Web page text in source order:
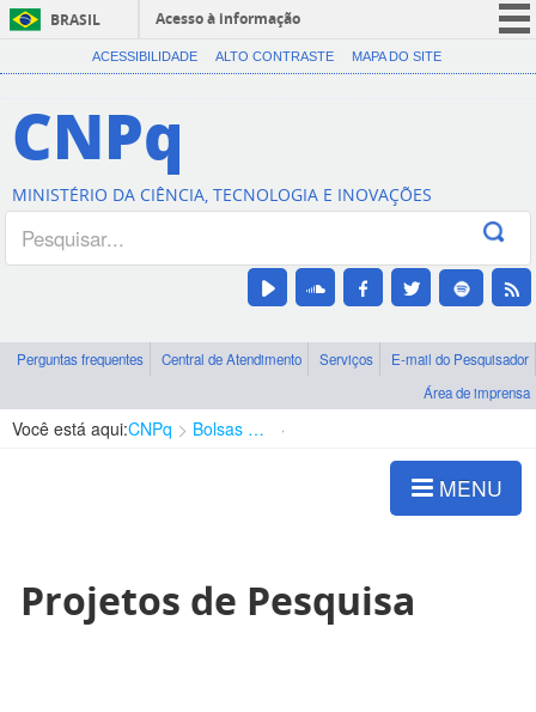
BRASIL
Acesso à informação
CORONAVÍRUS (COVID-19)
Canais
ACESSIBILIDADE ALTO CONTRASTE MAPA DO SITE
CNPq
MINISTÉRIO DA CIÊNCIA, TECNOLOGIA E INOVAÇÕES
Perguntas frequentes Central de Atendimento Serviços
E-mail do Pesquisador
Área de imprensa
Você está aqui:CNPq Bolsas e Auxílios Vigentes
MENU
Projetos de Pesquisa